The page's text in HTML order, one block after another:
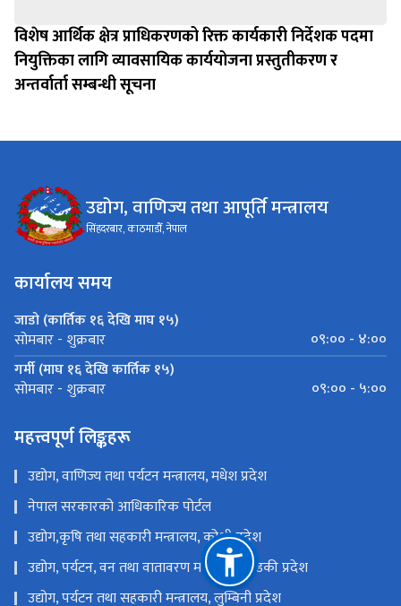
विशेष आर्थिक क्षेत्र प्राधिकरणको रिक्त कार्यकारी निर्देशक पदमा
नियुक्तिका लागि व्यावसायिक कार्ययोजना प्रस्तुतीकरण र
अन्तर्वार्ता सम्बन्धी सूचना
उद्योग, वाणिज्य तथा आपूर्ति मन्त्रालय
सिंहदरबार, काठमाडौँ, नेपाल
कार्यालय समय
जाडो (कार्तिक १६ देखि माघ १५)
सोमबार - शुक्रबार
०९:०० - ४:००
गर्मी (माघ १६ देखि कार्तिक १५)
सोमबार - शुक्रबार ०९:०० - ५:००
महत्त्वपूर्ण लिङ्कहरू
उद्योग, वाणिज्य तथा पर्यटन मन्त्रालय, मधेश प्रदेश
नेपाल सरकारको आधिकारिक पोर्टल
उद्योग,कृषि तथा सहकारी मन्त्रालय, कोशी प्रदेश
उद्योग, पर्यटन, वन तथा वातावरण मन्त्रालय, गण्डकी प्रदेश
उद्योग, पर्यटन तथा सहकारी मन्त्रालय, लुम्बिनी प्रदेश